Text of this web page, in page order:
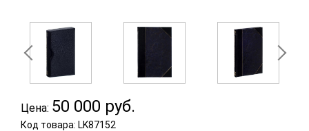
Цена: 50 000 руб.
Код товара: LK87152